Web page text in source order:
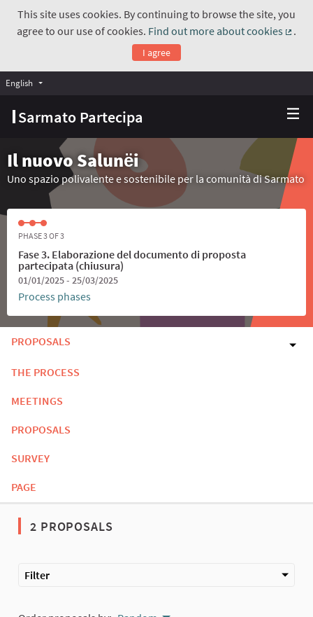
This site uses cookies. By continuing to browse the site, you
agree to our use of cookies. Find out more about cookies
.
I agree
Sarmato Partecipa
English Choose language
Il nuovo Salunёi
Uno spazio polivalente e sostenibile per la comunità di Sarmato
PHASE 3 OF 3
Fase 3. Elaborazione del documento di proposta
partecipata (chiusura)
01/01/2025 - 25/03/2025
Process phases
PROPOSALS
THE PROCESS
MEETINGS
PROPOSALS
SURVEY
PAGE
2 PROPOSALS
Filter